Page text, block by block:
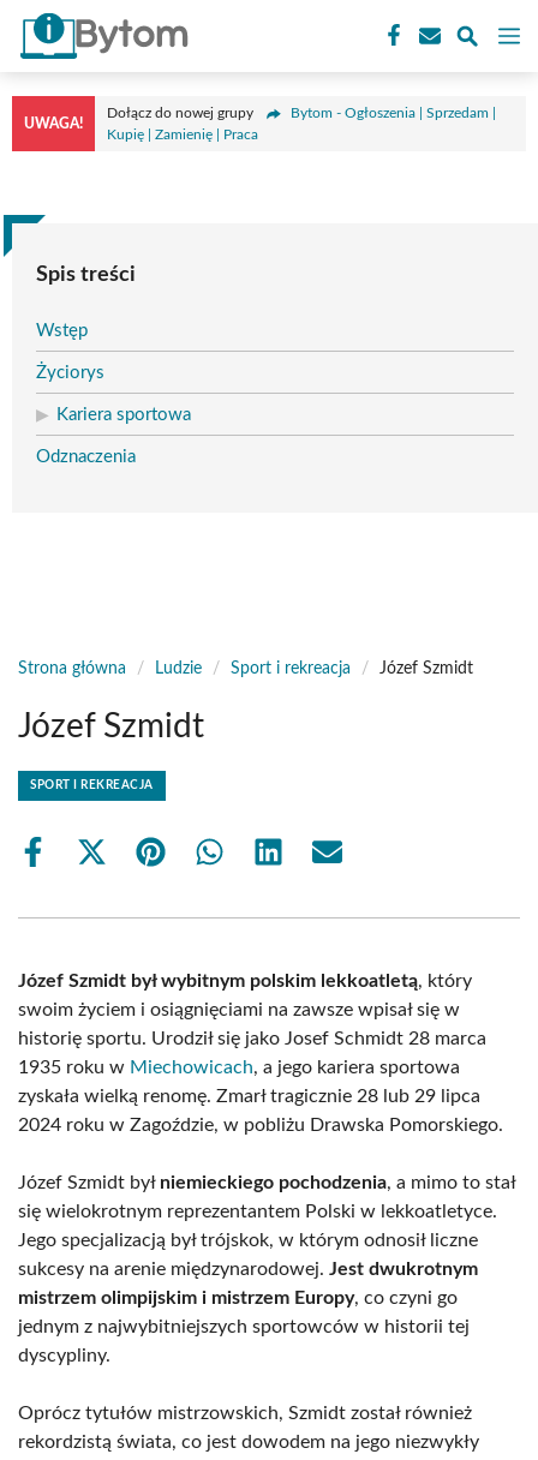
Przejdź
treści
UWAGA!
Dołącz do nowej grupy
Bytom - Ogłoszenia | Sprzedam |
Kupię | Zamienię | Praca
Spis treści
Wstęp
Życiorys
Kariera sportowa
Odznaczenia
Strona główna / Ludzie / Sport i rekreacja / Józef Szmidt
Józef Szmidt
SPORT I REKREACJA
Share
Share
(Twitter)
Share Share Share Share
Józef Szmidt był wybitnym polskim lekkoatletą, który
swoim życiem i osiągnięciami na zawsze wpisał się w
historię sportu. Urodził się jako Josef Schmidt 28 marca
1935 roku w Miechowicach, a jego kariera sportowa
zyskała wielką renomę. Zmarł tragicznie 28 lub 29 lipca
2024 roku w Zagoździe, w pobliżu Drawska Pomorskiego.
Józef Szmidt był niemieckiego pochodzenia, a mimo to stał
się wielokrotnym reprezentantem Polski w lekkoatletyce.
Jego specjalizacją był trójskok, w którym odnosił liczne
sukcesy na arenie międzynarodowej. Jest dwukrotnym
mistrzem olimpijskim i mistrzem Europy, co czyni go
jednym z najwybitniejszych sportowców w historii tej
dyscypliny.
Oprócz tytułów mistrzowskich, Szmidt został również
rekordzistą świata, co jest dowodem na jego niezwykły